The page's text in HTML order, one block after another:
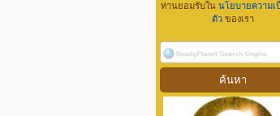
ท่านยอมรับในนโยบายความเ
ตัว ของเรา